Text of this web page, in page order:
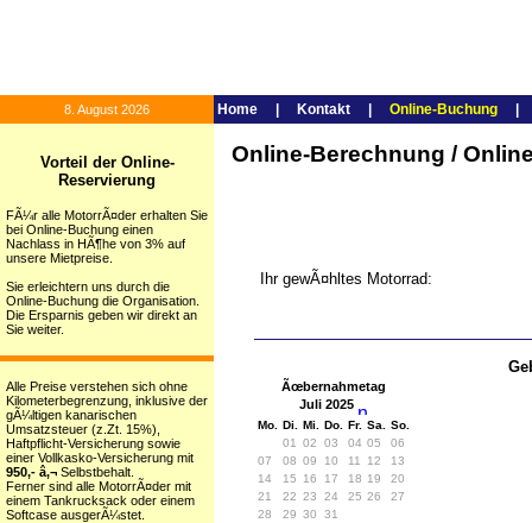
8. August 2026 Home Kontakt Online-Buchung
Vorteil der Online-
Reservierung
FÃ¼r alle MotorrÃ¤der erhalten Sie
bei Online-Buchung einen
Nachlass in HÃ¶he von 3% auf
unsere Mietpreise.
Sie erleichtern uns durch die
Online-Buchung die Organisation.
Die Ersparnis geben wir direkt an
Sie weiter.
Alle Preise verstehen sich ohne
Kilometerbegrenzung, inklusive der
gÃ¼ltigen kanarischen
Umsatzsteuer (z.Zt. 15%),
Haftpflicht-Versicherung sowie
einer Vollkasko-Versicherung mit
950,- â‚¬ Selbstbehalt.
Ferner sind alle MotorrÃ¤der mit
einem Tankrucksack oder einem
Softcase ausgerÃ¼stet.
Online-Berechnung /
Ihr gewÃ¤hltes Motorrad:
Ãœbernahmetag
Juli 2025
Mo. Di. Mi. Do. Fr. Sa.
So.
01
02 03 04 05
06
07
08 09 10 11 12
13
14
15 16 17 18 19
20
21
22 23 24 25 26
27
28
29 30 31